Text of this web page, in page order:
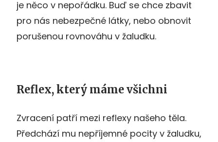
je něco v nepořádku. Buď se chce zbavit
pro nás nebezpečné látky, nebo obnovit
porušenou rovnováhu v žaludku.
Reflex, který máme všichni
Zvracení patří mezi reflexy našeho těla.
Předchází mu nepříjemné pocity v žaludku,